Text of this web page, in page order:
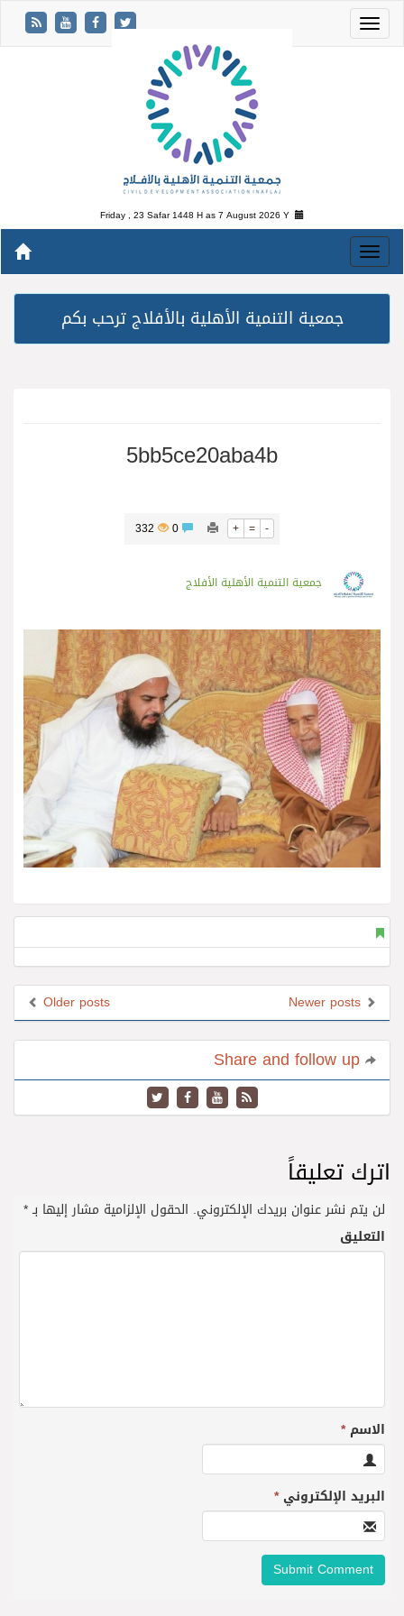
Friday , 23 Safar 1448 H as7 August 2026 Y
جمعية التنمية الأهلية بالأفلاج ترحب بكم
5bb5ce20aba4b
+ = -
332
جمعية التنمية الأهلية الأفلاج
Older posts
اترك تعليقاً
لن يتم نشر عنوان بريدك الإلكتروني. الحقول الإلزامية مشار إليها بـ*
التعليق
الاسم*
البريد الإلكتروني*